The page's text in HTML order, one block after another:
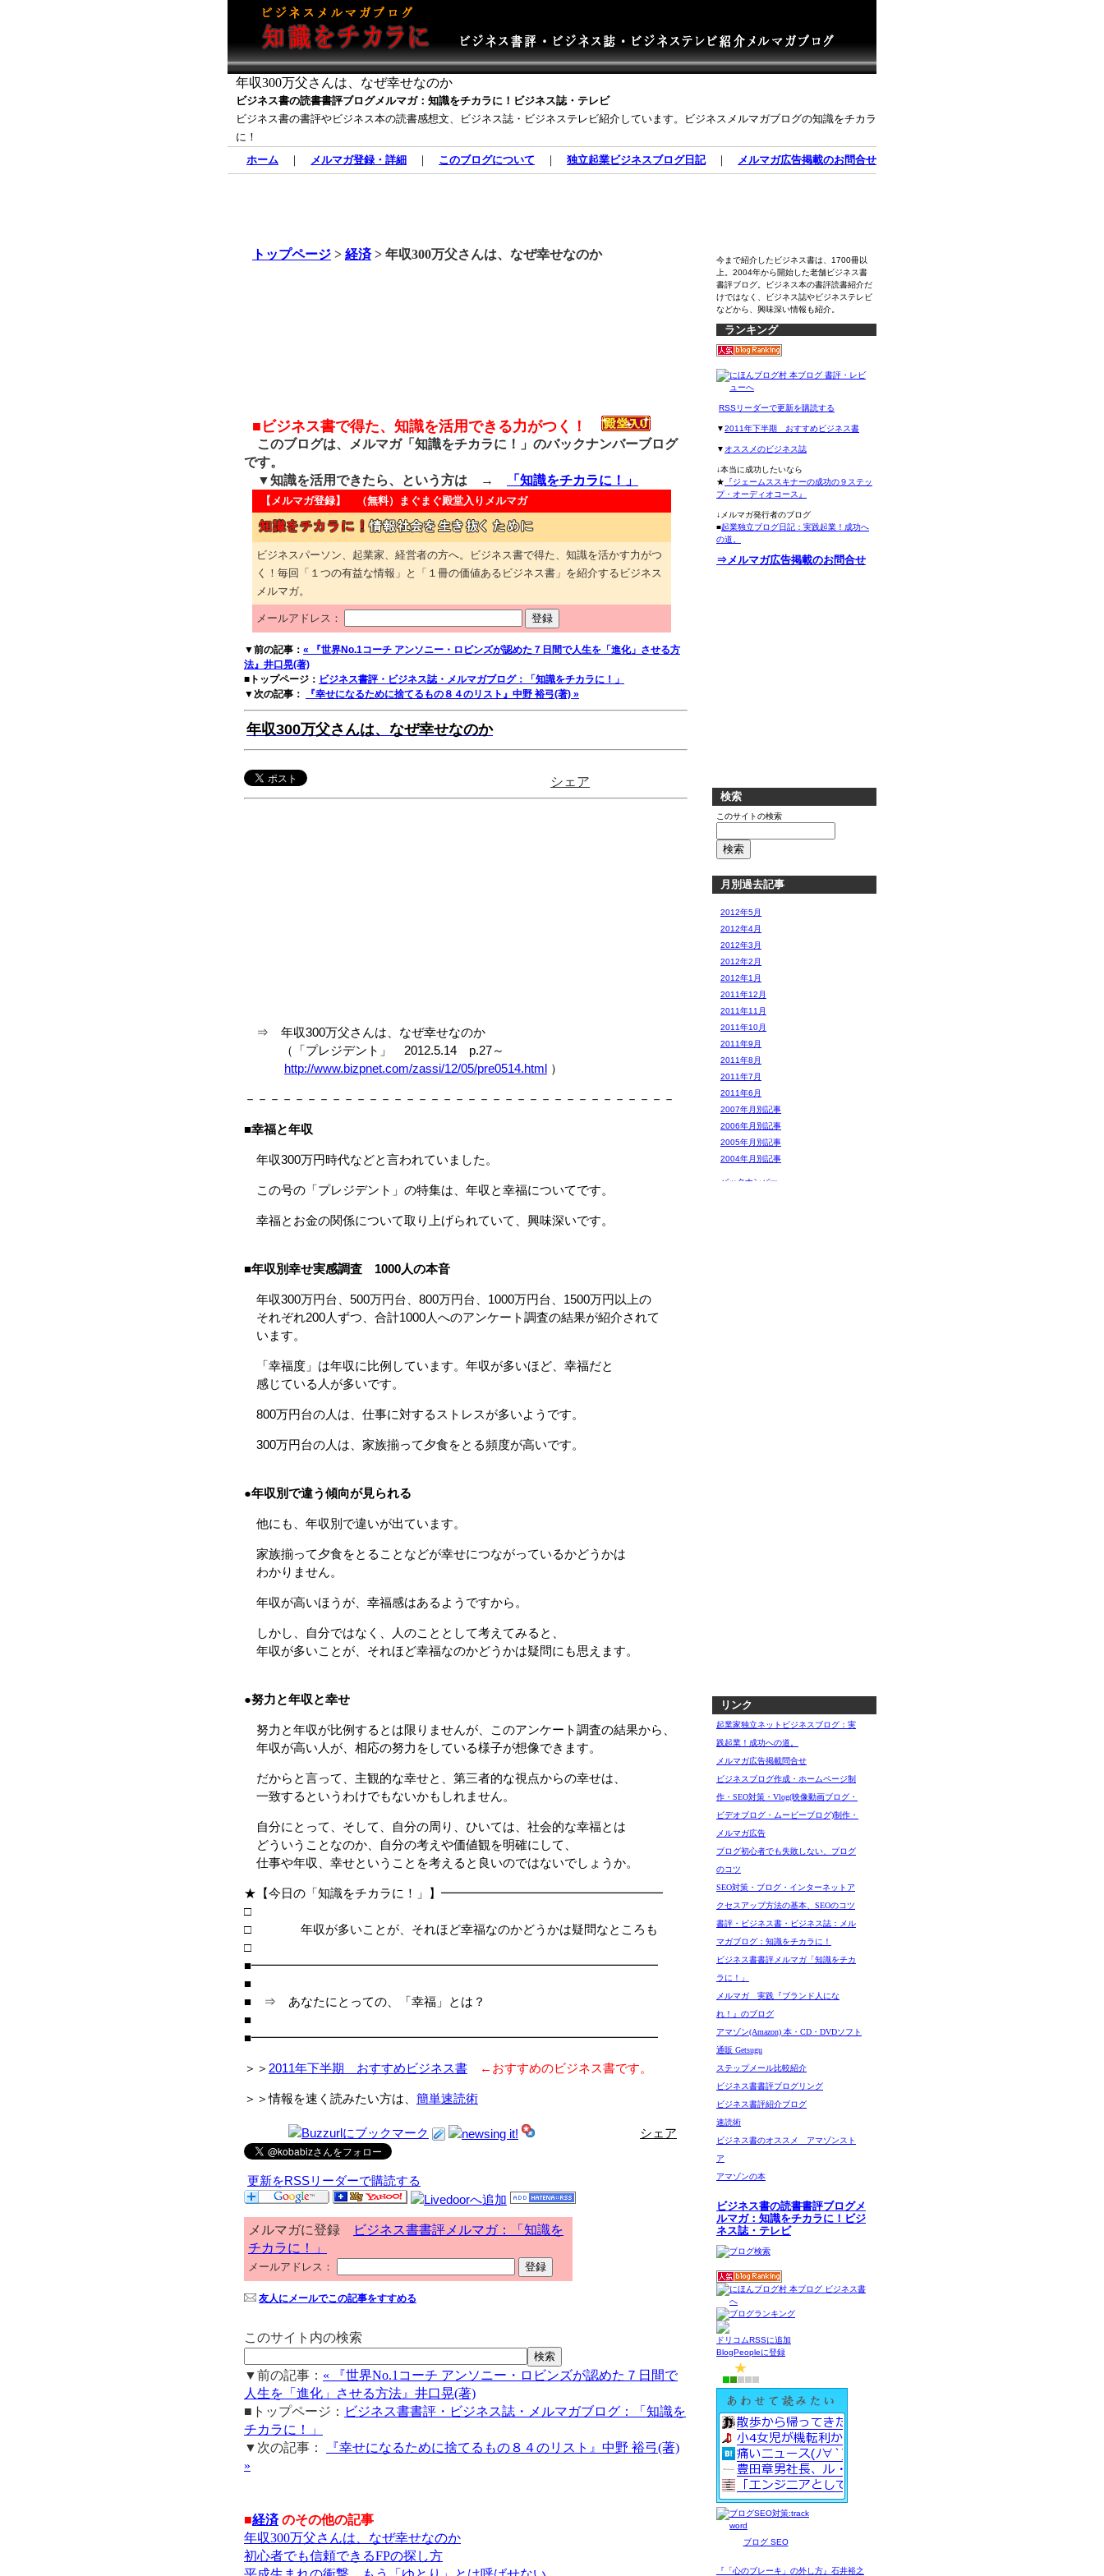
年収300万父さんは、なぜ幸せなのか
ビジネス書の読書書評ブログメルマガ：知識をチカラに！ビジネス誌・テレビ
ビジネス書の書評やビジネス本の読書感想文、ビジネス誌・ビジネステレビ紹介しています。ビジネスメルマガブログの知識をチカラ
に！
ホーム ｜ メルマガ登録・詳細 ｜ このブログについて ｜ 独立起業ビジネスブログ日記｜ メルマガ広告掲載のお問合せ
トップページ > 経済> 年収300万父さんは、なぜ幸せなのか
■ビジネス書で得た、知識を活用できる力がつく！
このブログは、メルマガ「知識をチカラに！」のバックナンバーブログ
です。
▼知識を活用できたら、という方は →
「知識をチカラに！」
【メルマガ登録】 （無料） まぐまぐ殿堂入りメルマガ
ビジネスパーソン、起業家、経営者の方へ。ビジネス書で得た、知識を活かす力がつ
く！毎回「１つの有益な情報」と「１冊の価値あるビジネス書」を紹介するビジネス
メルマガ。
メールアドレス：
▼前の記事： « 『世界No.1コーチ アンソニー・ロビンズが認めた７日間で人生を「進化」させる方
法』井口晃(著)
■トップページ： ビジネス書評・ビジネス誌・メルマガブログ：「知識をチカラに！」
▼次の記事：
『幸せになるために捨てるもの８４のリスト』中野 裕弓(著) »
年収300万父さんは、なぜ幸せなのか
シェア
⇒ 年収300万父さんは、なぜ幸せなのか
（「プレジデント」 2012.5.14 p.27～
http://www.bizpnet.com/zassi/12/05/pre0514.html ）
－－－－－－－－－－－－－－－－－－－－－－－－－－－－－－－－－－－
■幸福と年収
年収300万円時代などと言われていました。
この号の「プレジデント」の特集は、年収と幸福についてです。
幸福とお金の関係について取り上げられていて、興味深いです。
■年収別幸せ実感調査 1000人の本音
年収300万円台、500万円台、800万円台、1000万円台、1500万円以上の
それぞれ200人ずつ、合計1000人へのアンケート調査の結果が紹介されて
います。
「幸福度」は年収に比例しています。年収が多いほど、幸福だと
感じている人が多いです。
800万円台の人は、仕事に対するストレスが多いようです。
300万円台の人は、家族揃って夕食をとる頻度が高いです。
●年収別で違う傾向が見られる
他にも、年収別で違いが出ています。
家族揃って夕食をとることなどが幸せにつながっているかどうかは
わかりません。
年収が高いほうが、幸福感はあるようですから。
しかし、自分ではなく、人のこととして考えてみると、
年収が多いことが、それほど幸福なのかどうかは疑問にも思えます。
●努力と年収と幸せ
努力と年収が比例するとは限りませんが、このアンケート調査の結果から、
年収が高い人が、相応の努力をしている様子が想像できます。
だからと言って、主観的な幸せと、第三者的な視点からの幸せは、
一致するというわけでもないかもしれません。
自分にとって、そして、自分の周り、ひいては、社会的な幸福とは
どういうことなのか、自分の考えや価値観を明確にして、
仕事や年収、幸せということを考えると良いのではないでしょうか。
★【今日の「知識をチカラに！」】━━━━━━━━━━━━━━━━━━
□
□ 年収が多いことが、それほど幸福なのかどうかは疑問なところも
□
■━━━━━━━━━━━━━━━━━━━━━━━━━━━━━━━━━
■
■ ⇒ あなたにとっての、「幸福」とは？
■
■━━━━━━━━━━━━━━━━━━━━━━━━━━━━━━━━━
＞＞ 2011年下半期 おすすめビジネス書 ←おすすめのビジネス書です。
＞＞情報を速く読みたい方は、 簡単速読術
シェア
更新をRSSリーダーで購読する
メルマガに登録
ビジネス書書評メルマガ：「知識を
チカラに！」
メールアドレス：
友人にメールでこの記事をすすめる
このサイト内の検索
▼前の記事： « 『世界No.1コーチ アンソニー・ロビンズが認めた７日間で
人生を「進化」させる方法』井口晃(著)
■トップページ： ビジネス書書評・ビジネス誌・メルマガブログ：「知識を
チカラに！」
▼次の記事：
『幸せになるために捨てるもの８４のリスト』中野 裕弓(著)
»
■経済のその他の記事
年収300万父さんは、なぜ幸せなのか
初心者でも信頼できるFPの探し方
今まで紹介したビジネス書は、1700冊以
上。2004年から開始した老舗ビジネス書
書評ブログ。ビジネス本の書評読書紹介だ
けではなく、ビジネス誌やビジネステレビ
などから、興味深い情報も紹介。
ランキング
RSSリーダーで更新を購読する
▼2011年下半期 おすすめビジネス書
▼ オススメのビジネス誌
↓本当に成功したいなら
★ 『ジェームススキナーの成功の９ステッ
プ・オーディオコース』
↓メルマガ発行者のブログ
■起業独立ブログ日記：実践起業！成功へ
の道。
⇒メルマガ広告掲載のお問合せ
検索
このサイトの検索
月別過去記事
2012年5月
2012年4月
2012年3月
2012年2月
2012年1月
2011年12月
2011年11月
2011年10月
2011年9月
2011年8月
2011年7月
2011年6月
2007年月別記事
2006年月別記事
2005年月別記事
2004年月別記事
バックナンバー
リンク
起業家独立ネットビジネスブログ：実
践起業！成功への道。
メルマガ広告掲載問合せ
ビジネスブログ作成・ホームページ制
作・SEO対策・Vlog(映像動画ブログ・
ビデオブログ・ムービーブログ)制作・
メルマガ広告
ブログ初心者でも失敗しない、ブログ
のコツ
SEO対策・ブログ・インターネットア
クセスアップ方法の基本、SEOのコツ
書評・ビジネス書・ビジネス誌：メル
マガブログ：知識をチカラに！
ビジネス書書評メルマガ「知識をチカ
ラに！」
メルマガ 実践『ブランド人にな
れ！』のブログ
アマゾン(Amazon) 本・CD・DVDソフト
通販 Getsugu
ステップメール比較紹介
ビジネス書書評ブログリング
ビジネス書評紹介ブログ
速読術
ビジネス書のオススメ アマゾンスト
ア
アマゾンの本
ビジネス書の読書書評ブログメ
ルマガ：知識をチカラに！ビジ
ネス誌・テレビ
ドリコムRSSに追加
BlogPeopleに登録
ブログ SEO
『「心のブレーキ」の外し方』石井裕之